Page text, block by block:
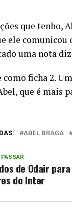
que tenho,
ele comunicou
uma nota
como ficha 2.
que é mais
ABEL BRAGA
PASSAR
de Odair
do Inter